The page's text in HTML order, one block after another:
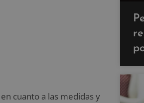
cuanto a las medidas y